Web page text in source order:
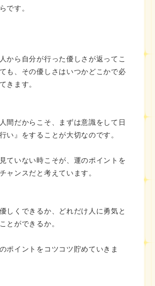
です。
から自分が行った優しさが返ってこ
も、その優しさはいつかどこかで必
きます。
間だからこそ、まずは意識をして日
い』をすることが大切なのです。
ていない時こそが、運のポイントを
ャンスだと考えています。
しくできるか、どれだけ人に勇気と
とができるか。
ポイントをコツコツ貯めていきま